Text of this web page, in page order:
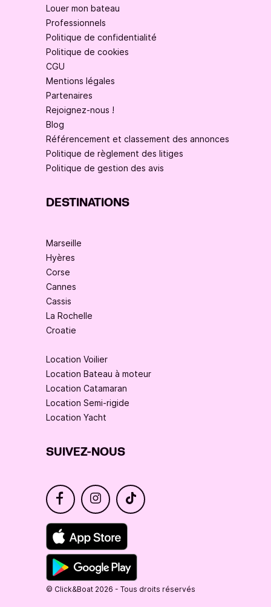
Louer mon bateau
Professionnels
Politique de confidentialité
Politique de cookies
CGU
Mentions légales
Partenaires
Rejoignez-nous !
Blog
Référencement et classement des annonces
Politique de règlement des litiges
Politique de gestion des avis
DESTINATIONS
Marseille
Hyères
Corse
Cannes
Cassis
La Rochelle
Croatie
Location Voilier
Location Bateau à moteur
Location Catamaran
Location Semi-rigide
Location Yacht
SUIVEZ-NOUS
© Click&Boat 2026 - Tous droits réservés